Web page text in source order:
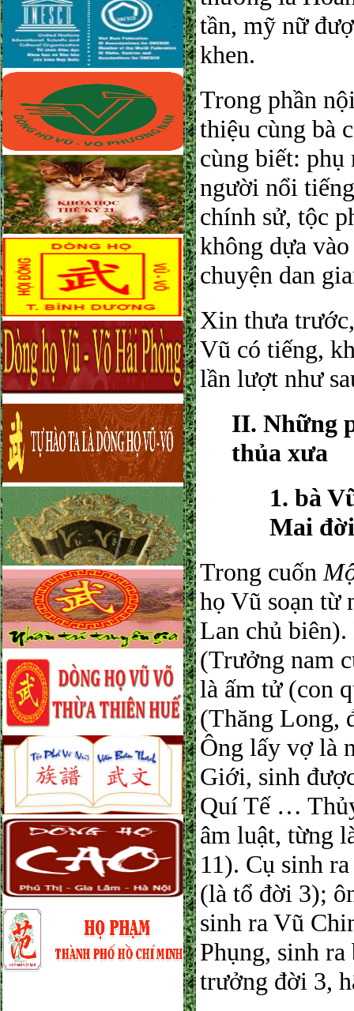
tần, mỹ nữ
khen.
Trong phần
thiệu cùng bà
cùng biết: phụ
người nổi
chính sử, tộc
không dựa
chuyện dan
Xin thưa
Vũ có tiếng,
lần lượt như
II. Những
thủa xưa
1. bà
Mai
Trong cuốn
họ Vũ soạn từ
Lan chủ
(Trưởng nam
là ấm tử (con
(Thăng Long,
Ông lấy vợ là
Giới, sinh
Quí Tế …
âm luật, từng
11). Cụ sinh
(là tổ đời 3);
sinh ra Vũ
Phụng, sinh
trưởng đời 3,